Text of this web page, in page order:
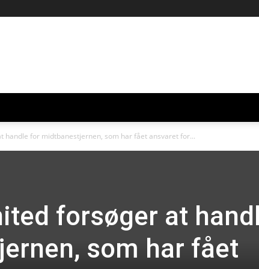
handle for midtbanestjernen, som har fået ansvaret for...
forsøger at
som har fået